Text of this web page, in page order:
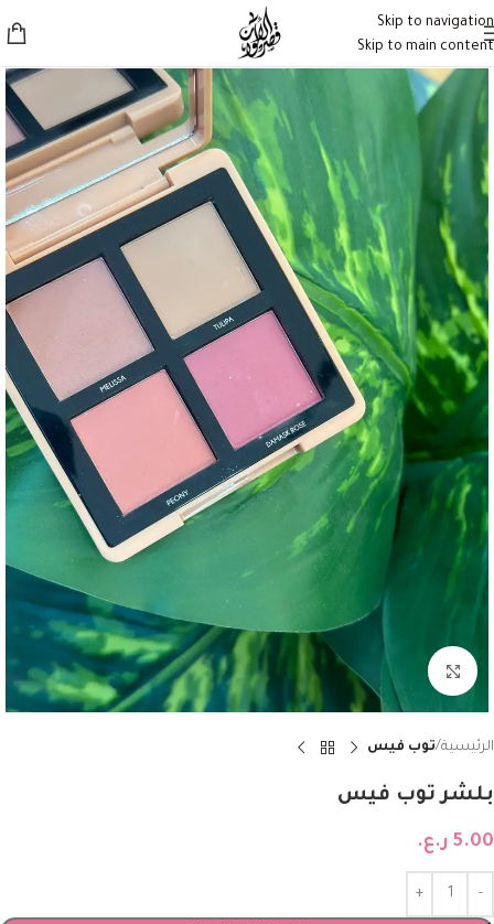
Skip to navigation
Skip to main content
Click to enlarge
الرئيسية توب فيس
بلشر توب فيس
5.00 ر.ع.